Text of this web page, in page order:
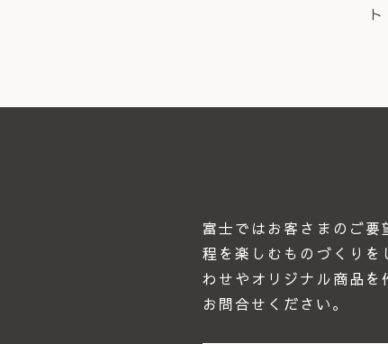
ト
富士ではお客さまのご
程を楽しむものづくり
わせやオリジナル商品を
お問合せください｡